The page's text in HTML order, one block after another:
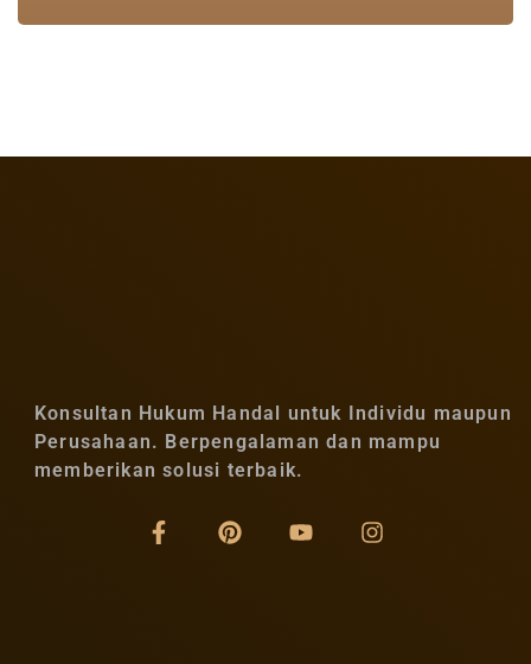
Konsultan Hukum Handal untuk Individu maupun
Perusahaan. Berpengalaman dan mampu
memberikan solusi terbaik.